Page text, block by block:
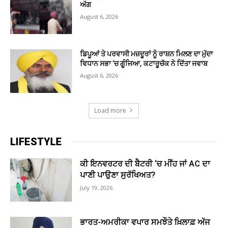
ਅੱਗ
August 6, 2026
ਡਿਪੂਆਂ ਤੇ ਪਰਵਾਸੀ ਮਜ਼ਦੂਰਾਂ ਨੂੰ ਰਾਸ਼ਨ ਮਿਲਣ ਦਾ ਮੁੱਦਾ
ਵਿਧਾਨ ਸਭਾ ’ਚ ਗੂੰਜਿਆ, ਕਟਾਰੂਚੱਕ ਨੇ ਦਿੱਤਾ ਜਵਾਬ
August 6, 2026
Load more
LIFESTYLE
ਕੀ ਇਨਵਰਟਰ ਦੀ ਬੈਟਰੀ ‘ਚ ਮੀਂਹ ਜਾਂ AC ਦਾ
ਪਾਣੀ ਪਾਉਣਾ ਸੁਰੱਖਿਅਤ?
July 19, 2026
ਭਾਰਤ-ਅਮਰੀਕਾ ਵਪਾਰ ਸਮਝੌਤੇ ਖ਼ਿਲਾਫ਼ ਅੱਜ